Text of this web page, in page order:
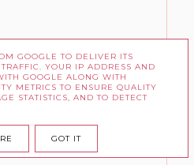
GOOGLE TO DELIVER ITS
YOUR IP ADDRESS AND
GOOGLE ALONG WITH
METRICS TO ENSURE QUALITY
STATISTICS, AND TO DETECT
GOT IT